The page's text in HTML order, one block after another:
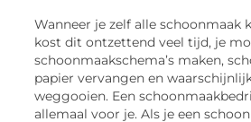
Wanneer je zelf alle schoonmaak
kost dit ontzettend veel tijd, je
schoonmaakschema’s maken,
papier vervangen en
weggooien. Een
allemaal voor je. Als je een